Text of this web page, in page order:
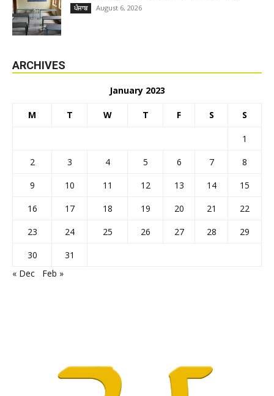
ਪੰਜਾਬ August 6, 2026
ARCHIVES
January 2023
M T W T F S S
1
2
3 4 5 6 7
8
9
10 11 12 13 14
15
16
17 18 19 20 21
22
23
24 25 26 27 28
29
30
31
« Dec
Feb »